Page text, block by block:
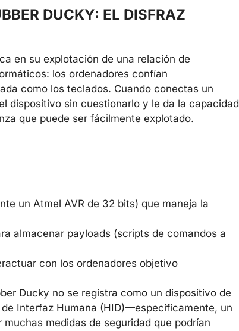
DUCKY: EL DISFRAZ
en su explotación de una relación de
los ordenadores confían
como los teclados. Cuando conectas un
dispositivo sin cuestionarlo y le da la capacidad
que puede ser fácilmente explotado.
un Atmel AVR de 32 bits) que maneja la
almacenar payloads (scripts de comandos a
con los ordenadores objetivo
Ducky no se registra como un dispositivo de
Interfaz Humana (HID)—específicamente, un
medidas de seguridad que podrían